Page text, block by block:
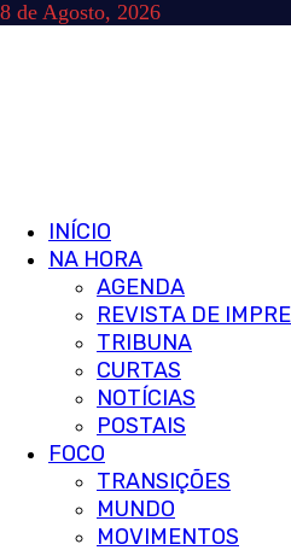
Skip
8 de Agosto, 2026
Primary
Menu
INÍCIO
NA HORA
AGENDA
REVISTA DE
TRIBUNA
CURTAS
NOTÍCIAS
POSTAIS
FOCO
TRANSIÇÕES
MUNDO
MOVIMENTOS